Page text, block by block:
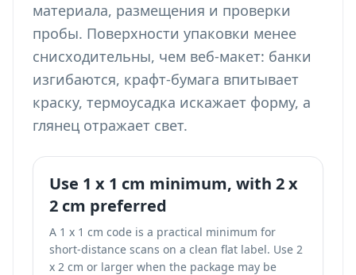
материала, размещения и проверки
пробы. Поверхности упаковки менее
снисходительны, чем веб-макет: банки
изгибаются, крафт-бумага впитывает
краску, термоусадка искажает форму, а
глянец отражает свет.
Use 1 x 1 cm minimum, with 2 x
2 cm preferred
A 1 x 1 cm code is a practical minimum for
short-distance scans on a clean flat label. Use 2
x 2 cm or larger when the package may be